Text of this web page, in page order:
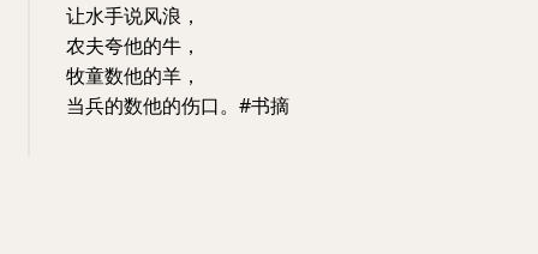
让水手说风浪，
农夫夸他的牛，
牧童数他的羊，
当兵的数他的伤口。#书摘